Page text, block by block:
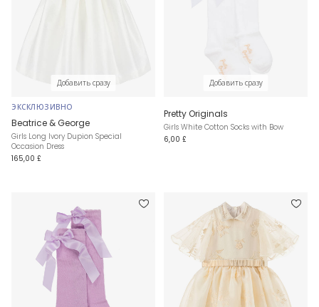
Добавить сразу
ЭКСКЛЮЗИВНО
Beatrice & George
Girls Long Ivory Dupion Special
Occasion Dress
165,00 £
Добавить сразу
Pretty Originals
Girls White Cotton Socks with Bow
6,00 £